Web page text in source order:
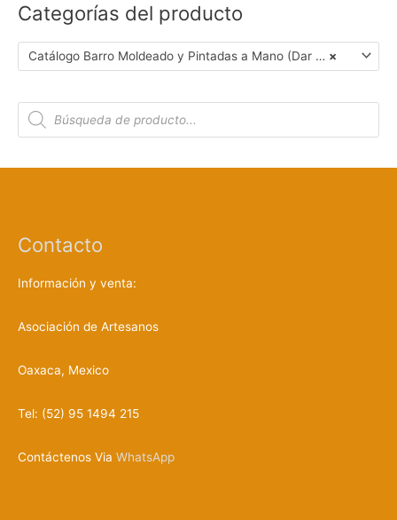
Categorías del producto
×
Catálogo Barro Moldeado y Pintadas a Mano (Dar Clic en Foto para Ver Detalles)
B
q
o
d
c
t
Contacto
Información y venta:
Asociación de Artesanos
Oaxaca, Mexico
Tel: (52) 95 1494 215
Contáctenos Via WhatsApp